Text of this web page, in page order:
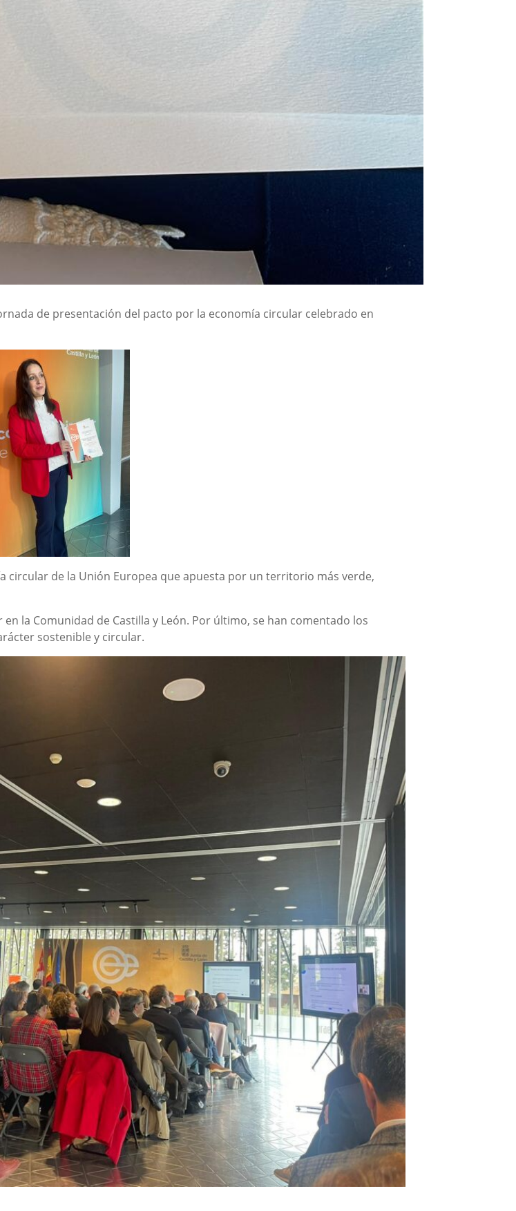
de presentación del pacto por la economía circular celebrado en
circular de la Unión Europea que apuesta por un territorio más verde,
la Comunidad de Castilla y León. Por último, se han comentado los
sostenible y circular.